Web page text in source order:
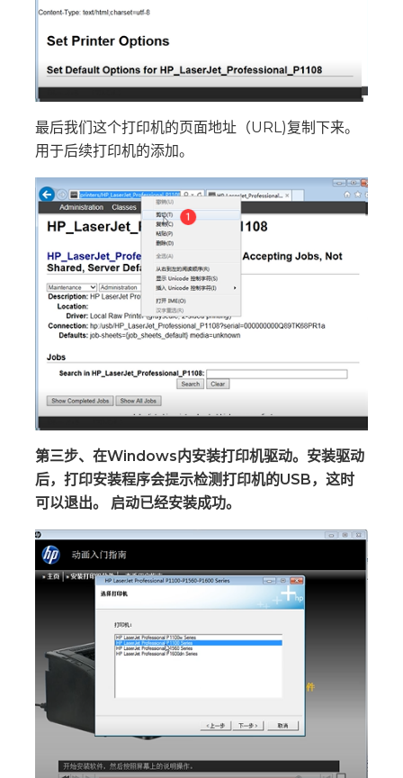
最后我们这个打印机的页面地址（URL)复制下来。
用于后续打印机的添加。
第三步、在Windows内安装打印机驱动。安装驱动
后，打印安装程序会提示检测打印机的USB，这时
可以退出。 启动已经安装成功。